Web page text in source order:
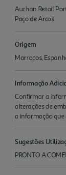
Auchan Retail
Paço de Arcos
Origem
Marrocos,
Informação
Confirmar a
alterações de
a informação
Sugestões
PRONTO A